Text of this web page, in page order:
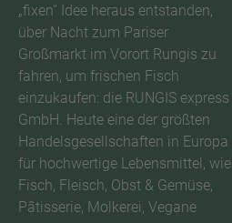
„fixen“ Idee heraus entstanden,
über Nacht zum Pariser
Großmarkt im Vorort Rungis zu
fahren, um frischen Fisch
einzukaufen: die RUNGIS express
GmbH. Heute eine der größten
Handelsgesellschaften in Europa
für hochwertige Lebensmittel, wie
Fisch, Fleisch, Obst & Gemüse,
Pâtisserie, Molkerei, Vegane